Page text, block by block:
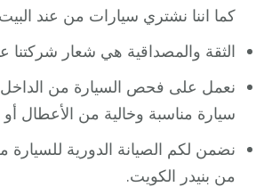
كما اننا نشتري سيارات من عند
الثقة والمصداقية هي شعار شركتنا
نعمل على فحص السيارة من الداخل
سيارة مناسبة وخالية من الأعطال
نضمن لكم الصيانة الدورية
من بنيدر الكويت.